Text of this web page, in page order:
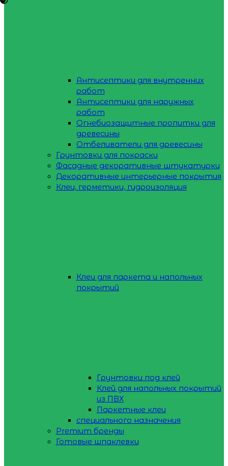
Антисептики для внутренних
работ
Антисептики для наружных
работ
Огнебиозащитные пропитки для
древесины
Отбеливатели для древесины
Грунтовки для покраски
Фасадные декоративные штукатурки
Декоративные интерьерные покрытия
Клеи, герметики, гидроизоляция
Клеи для паркета и напольных
покрытий
Грунтовки под клей
Клей для напольных покрытий
из ПВХ
Паркетные клеи
специального назначения
Premium бренды
Готовые шпаклевки